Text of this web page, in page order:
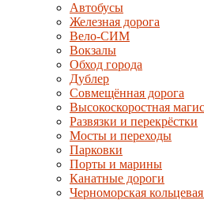
Автобусы
Железная дорога
Вело-СИМ
Вокзалы
Обход города
Дублер
Совмещённая дорога
Высокоскоростная
Развязки и перекрёстки
Мосты и переходы
Парковки
Порты и марины
Канатные дороги
Черноморская